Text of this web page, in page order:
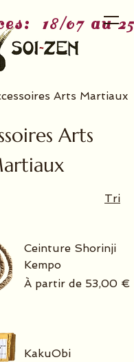
18/07 au
Arts Martiaux
Arts
Tri
Ceinture Shorinji
Kempo
À partir de 53,00 €
Prix promotionnel
KakuObi